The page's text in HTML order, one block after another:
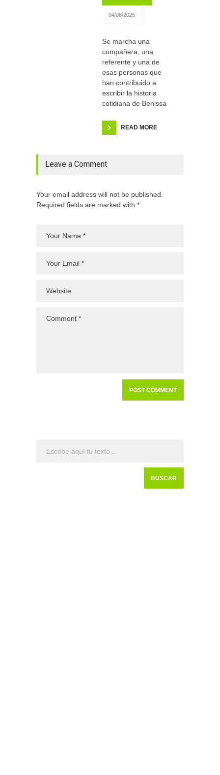
04/08/2026
Se marcha una
compañera, una
referente y una de
esas personas que
han contribuido a
escribir la historia
cotidiana de Benissa
READ MORE
Leave a Comment
Your email address will not be published.
Required fields are marked with *